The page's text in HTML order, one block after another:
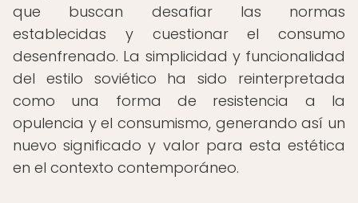
que buscan desafiar las normas
establecidas y cuestionar el consumo
desenfrenado. La simplicidad y funcionalidad
del estilo soviético ha sido reinterpretada
como una forma de resistencia a la
opulencia y el consumismo, generando así un
nuevo significado y valor para esta estética
en el contexto contemporáneo.